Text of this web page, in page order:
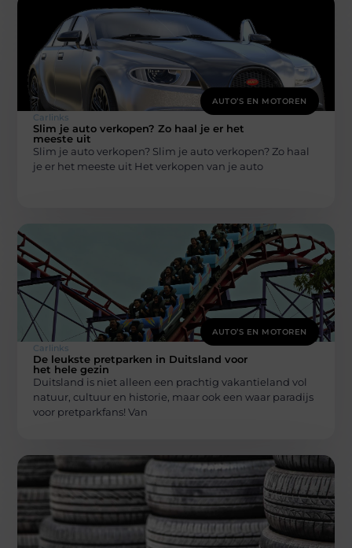
AUTO’S EN MOTOREN
Carlinks
Slim je auto verkopen? Zo haal je er het
meeste uit
Slim je auto verkopen? Slim je auto verkopen? Zo haal
je er het meeste uit Het verkopen van je auto
AUTO’S EN MOTOREN
Carlinks
De leukste pretparken in Duitsland voor
het hele gezin
Duitsland is niet alleen een prachtig vakantieland vol
natuur, cultuur en historie, maar ook een waar paradijs
voor pretparkfans! Van